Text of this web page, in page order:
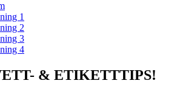
1
2
3
4
& ETIKETTTIPS!